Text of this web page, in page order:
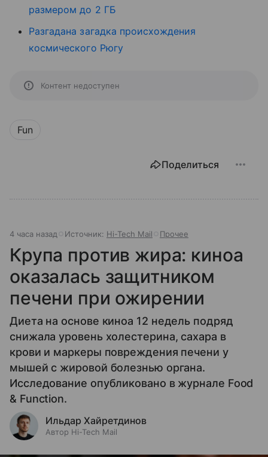
размером до 2 ГБ
Разгадана загадка происхождения
космического Рюгу
Контент недоступен
Fun
Поделиться
4 часа назад Источник: Hi-Tech Mail Прочее
Крупа против жира: киноа
оказалась защитником
печени при ожирении
Диета на основе киноа 12 недель подряд
снижала уровень холестерина, сахара в
крови и маркеры повреждения печени у
мышей с жировой болезнью органа.
Исследование опубликовано в журнале Food
& Function.
Ильдар Хайретдинов
Автор Hi-Tech Mail